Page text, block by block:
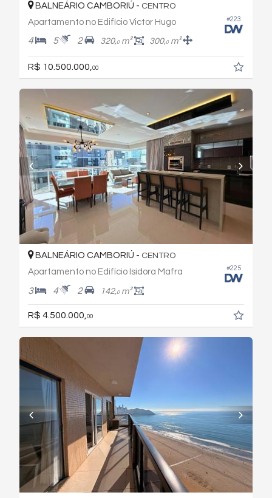
#223
BALNEÁRIO CAMBORIÚ - CENTRO
Apartamento no Edifício Victor Hugo
4 5 2 320,0m² 300,0m²
R$ 10.500.000, 00
#225
BALNEÁRIO CAMBORIÚ - CENTRO
Apartamento no Edifício Isidora Mafra
3 4 2 142,0m²
R$ 4.500.000,00